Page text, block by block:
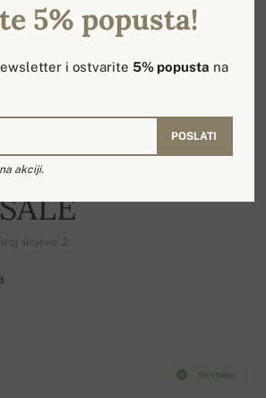
slojeva: 2
Na stanju
5% popusta!
i ostvarite5% popusta na
POSLATI
akciji.